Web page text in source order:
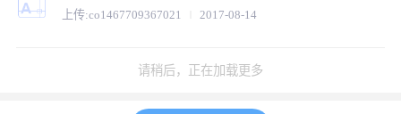
上传:co1467709367021 2017-08-14
某叠泉假山及弧形小桥园林cad设计施工图
co1499852586881 2017-09-11